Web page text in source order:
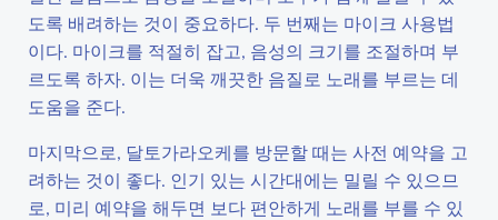
도록 배려하는 것이 중요하다. 두 번째는 마이크 사용법
이다. 마이크를 적절히 잡고, 음성의 크기를 조절하며 부
르도록 하자. 이는 더욱 깨끗한 음질로 노래를 부르는 데
도움을 준다.
마지막으로, 달토가라오케를 방문할 때는 사전 예약을 고
려하는 것이 좋다. 인기 있는 시간대에는 밀릴 수 있으므
로, 미리 예약을 해두면 보다 편안하게 노래를 부를 수 있